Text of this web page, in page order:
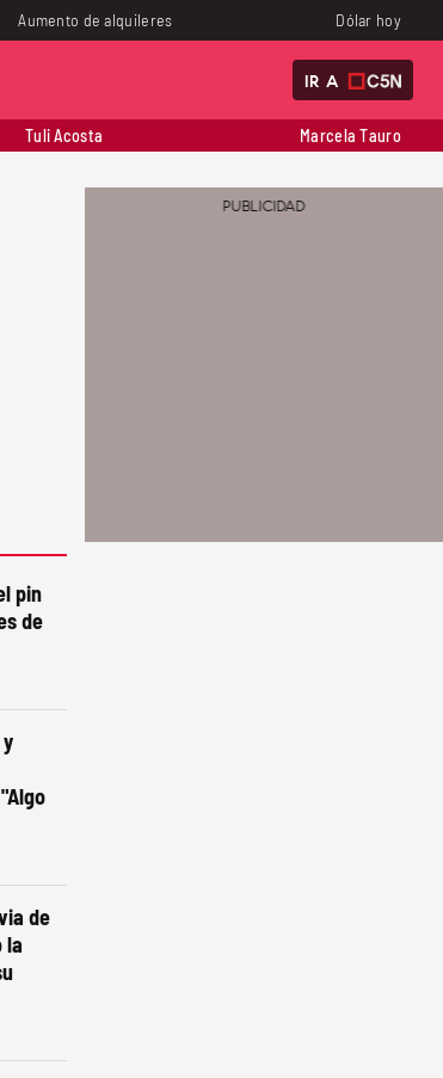
Aumento de alquileres Dólar hoy
IR A
Tuli Acosta Marcela Tauro
pin
de
de
la